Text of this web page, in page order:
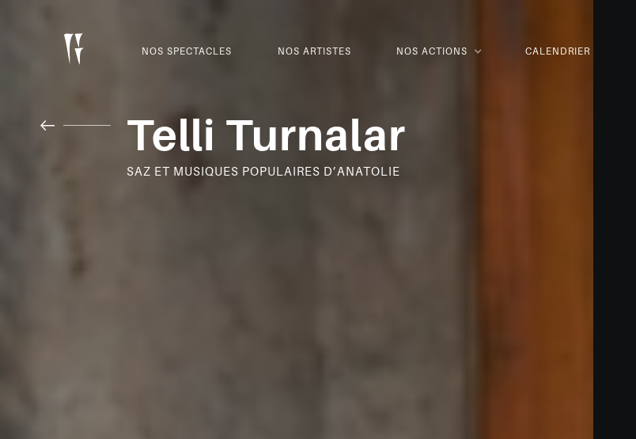
NOS SPECTACLES NOS ARTISTES NOS ACTIONS CALENDRIER
Telli Turnalar
SAZ ET MUSIQUES POPULAIRES D’ANATOLIE